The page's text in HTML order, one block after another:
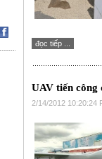
đọc tiếp ...
UAV tiến công
2/14/2012 10:20:24